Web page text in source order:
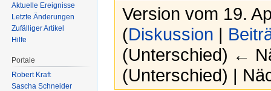
Version vom 19.
(Diskussion |
(Unterschied) ←
(Unterschied) |
Aktuelle Ereignisse
Letzte Änderungen
Zufälliger Artikel
Hilfe
Portale
Robert Kraft
Sascha Schneider